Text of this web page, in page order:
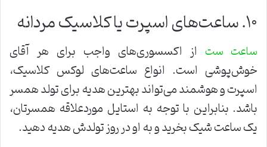
۱۰. ساعت‌های اسپرت یا کلاسیک مردانه
ساعت ست از اکسسوری‌های واجب برای هر آقای
خوش‌پوشی است. انواع ساعت‌های لوکس کلاسیک،
اسپرت و هوشمند می‌تواند بهترین هدیه برای تولد همسر
باشد. بنابراین با توجه به استایل موردعلاقه همسرتان،
یک ساعت شیک بخرید و به او در روز تولدش هدیه دهید.